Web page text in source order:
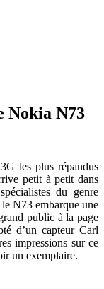
Nokia N73
les plus répandus
petit à petit dans
du genre
N73 embarque une
public à la page
d’un capteur Carl
impressions sur ce
un exemplaire.